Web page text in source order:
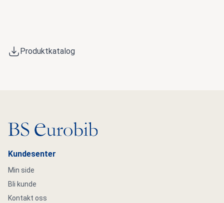
Produktkatalog
Gå til hovedsiden
Kundesenter
Min side
Bli kunde
Kontakt oss